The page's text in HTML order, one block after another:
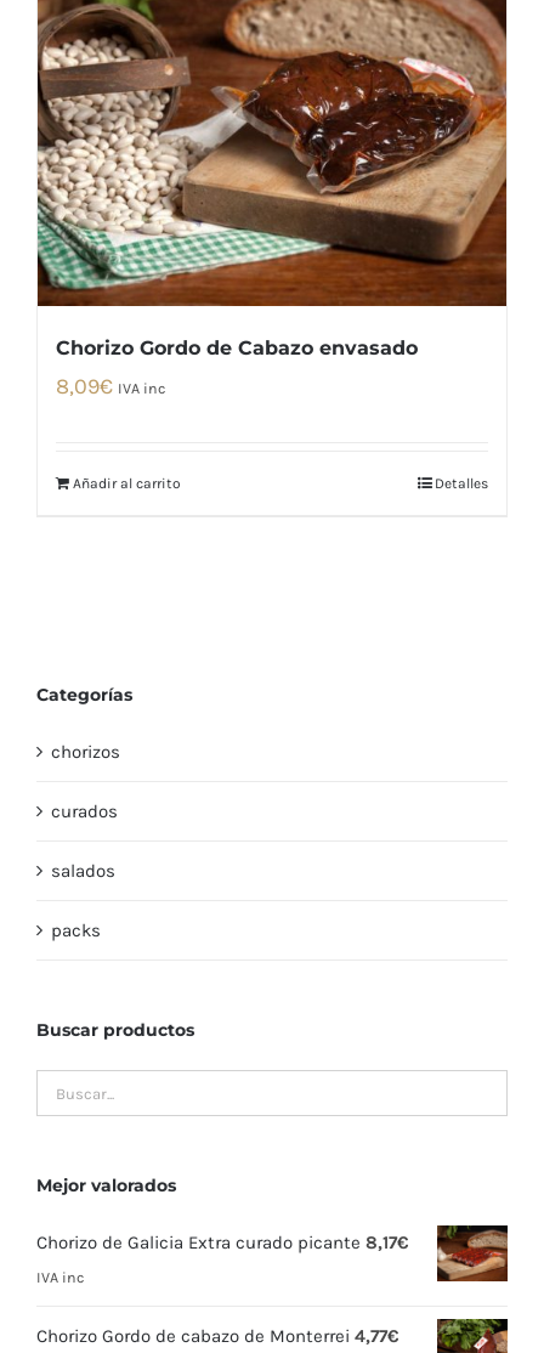
Chorizo Gordo de Cabazo envasado
8,09€ IVA inc
Añadir al carrito Detalles
Categorías
chorizos
curados
salados
packs
Buscar productos
Mejor valorados
Chorizo de Galicia Extra curado picante 8,17€
IVA inc
Chorizo Gordo de cabazo de Monterrei 4,77€